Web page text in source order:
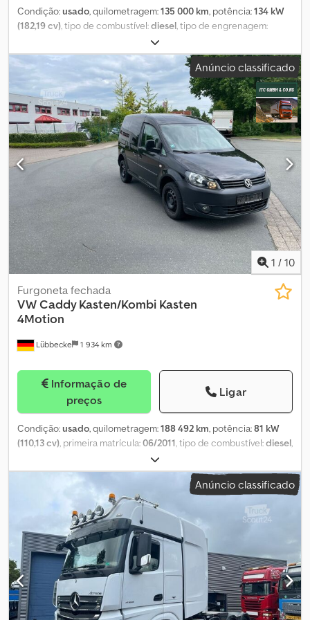
Condição:usado, quilometragem:135 000 km, potência:134 kW
(182,19 cv), tipo de combustível:diesel, tipo de engrenagem:
03/2004
Equipamento completo - Inspeção técnica realizada em março
de 2025, nunca utilizado - Diesel V8 Crjdpox Ru Svsfx Ai Dof
Suspensão: Molas de lâmina
Anúncio classificado
1 / 10
Lübbecke 1 934 km
Furgoneta fechada
VWCaddy Kasten/Kombi Kasten
4Motion
Informação de
preços
Ligar
Condição:usado, quilometragem:188 492 km, potência:81 kW
(110,13 cv), primeira matrícula:06/2011, tipo de combustível:diesel,
, combustível:
do tanque de combustível:60 l, cor:preto, tipo de engrenagem:
, classe de emissão: , número de lugares:2, Ano
, Equipamento:ABS, EBS (Sistema de Travagem
Electrónico), acoplamento de reboque, ar condicionado,
bloqueio do diferencial, computador de bordo, controlo de
velocidade de cruzeiro, direção assistida, fecho centralizado,
programa eletrónico de estabilidade (ESP)
, = Opções e
acessórios adicionais = - Airbag do condutor - Porta laterais -
Rádio - Sistema imobilizador integrado = Mais informações =
Número de cilindros: 4 Capacidade do motor: 1.968 cc Peso vazio:
1.530 kg Capacidade de carga: 741 kg GVW: 2.271 kg Marca do
Anúncio classificado